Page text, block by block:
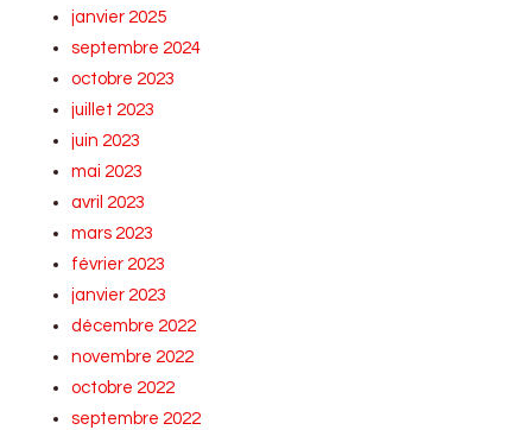
janvier 2025
septembre 2024
octobre 2023
juillet 2023
juin 2023
mai 2023
avril 2023
mars 2023
février 2023
janvier 2023
décembre 2022
novembre 2022
octobre 2022
septembre 2022